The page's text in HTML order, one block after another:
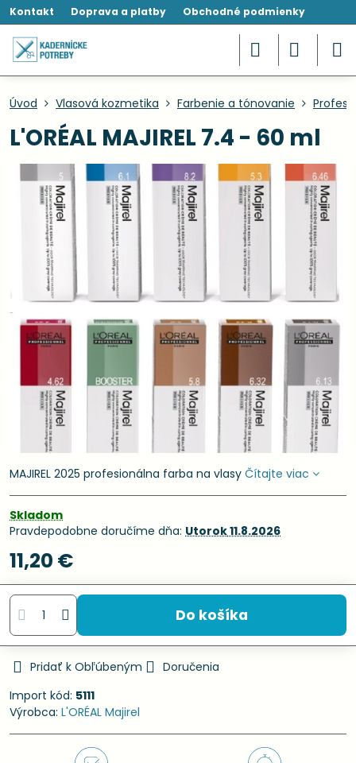
Kontakt Doprava a platby Obchodné podmienky
Úvod Vlasová kozmetika Farbenie a tónovanie
L'ORÉAL MAJIREL 7.4 - 60 ml
MAJIREL 2025 profesionálna farba na vlasy Čítajte viac
Skladom
Pravdepodobne doručíme dňa: Utorok11.8.2026
11,20 €
Do košíka
Pridať k Obľúbeným
Doručenia
Import kód: 5111
Výrobca: L'ORÉAL Majirel